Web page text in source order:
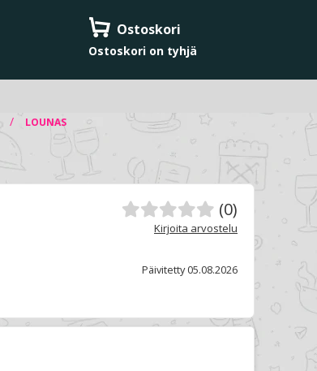
Ostoskori
Ostoskori on tyhjä
/ LOUNAS
(0)
Kirjoita arvostelu
Päivitetty 05.08.2026